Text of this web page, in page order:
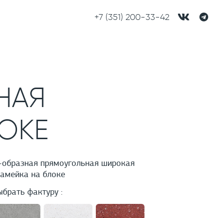
+7 (351) 200-33-42
образная прямоугольная широкая
на блоке
фактуру :